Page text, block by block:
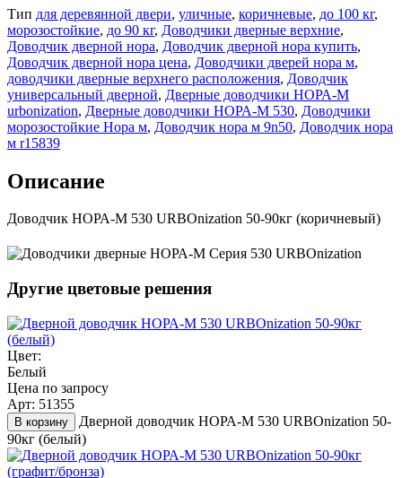
Тип для деревянной двери, уличные, коричневые, до 100 кг,
морозостойкие, до 90 кг, Доводчики дверные верхние,
Доводчик дверной нора, Доводчик дверной нора купить,
Доводчик дверной нора цена, Доводчики дверей нора м,
доводчики дверные верхнего расположения, Доводчик
универсальный дверной, Дверные доводчики НОРА-M
urbonization, Дверные доводчики НОРА-M 530, Доводчики
морозостойкие Нора м, Доводчик нора м 9n50, Доводчик нора
м r15839
Описание
Доводчик НОРА-M 530 URBOnization 50-90кг (коричневый)
Другие цветовые решения
Цвет:
Белый
Цена по запросу
Арт: 51355
В корзину
Дверной доводчик НОРА-M 530 URBOnization 50-
90кг (белый)